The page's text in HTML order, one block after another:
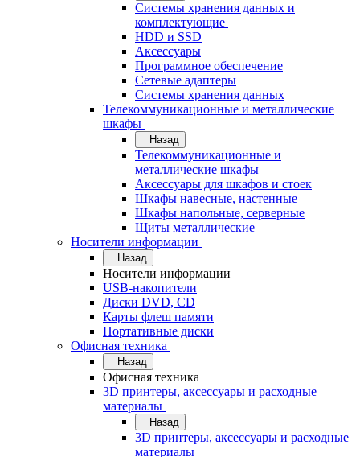
Системы хранения данных и
комплектующие
HDD и SSD
Аксессуары
Программное обеспечение
Сетевые адаптеры
Системы хранения данных
Телекоммуникационные и металлические
шкафы
Назад
Телекоммуникационные и
металлические шкафы
Аксессуары для шкафов и стоек
Шкафы навесные, настенные
Шкафы напольные, серверные
Щиты металлические
Носители информации
Назад
Носители информации
USB-накопители
Диски DVD, CD
Карты флеш памяти
Портативные диски
Офисная техника
Назад
Офисная техника
3D принтеры, аксессуары и расходные
материалы
Назад
3D принтеры, аксессуары и расходные
материалы